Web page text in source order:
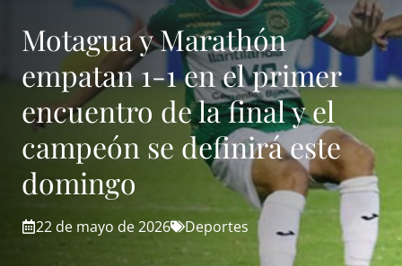
Motagua y Marathón
empatan 1-1 en el primer
encuentro de la final y el
campeón se definirá este
domingo
22 de mayo de 2026 Deportes